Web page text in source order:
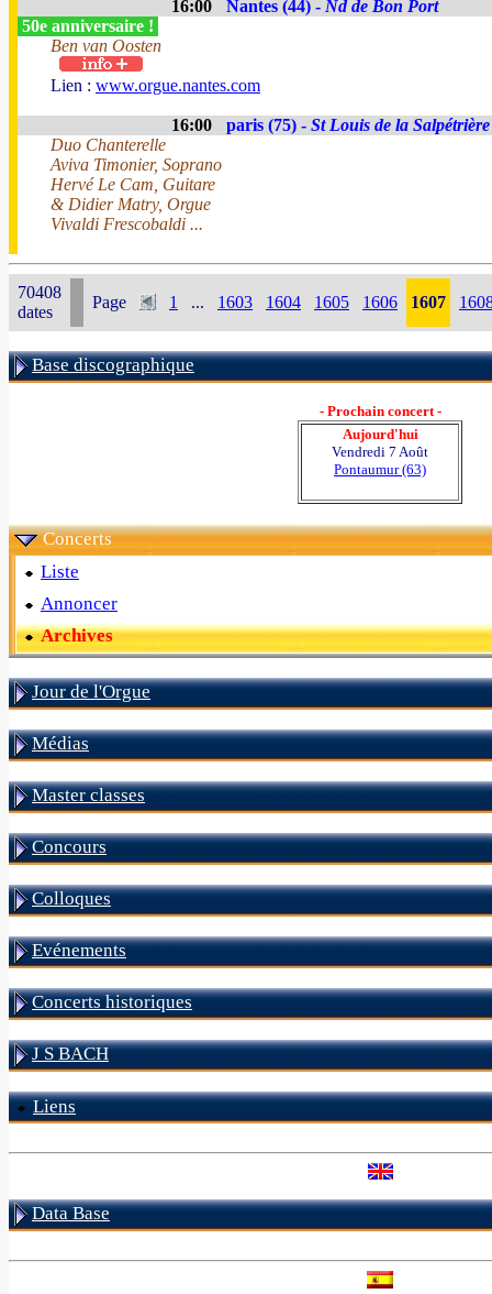
16:00 Nantes (44) - Nd de Bon Port
50e anniversaire !
Ben van Oosten
Lien : www.orgue.nantes.com
16:00 paris (75) - St Louis de la Salpétrière
Duo Chanterelle
Aviva Timonier, Soprano
Hervé Le Cam, Guitare
& Didier Matry, Orgue
Vivaldi Frescobaldi ...
70408
dates
Page 1 ... 1603 1604 1605 1606 1607
Base discographique
- Prochain concert -
Aujourd'hui
Vendredi 7 Août
Pontaumur (63)
Concerts
Liste
Annoncer
Archives
Jour de l'Orgue
Médias
Master classes
Concours
Colloques
Evénements
Concerts historiques
J S BACH
Liens
Data Base